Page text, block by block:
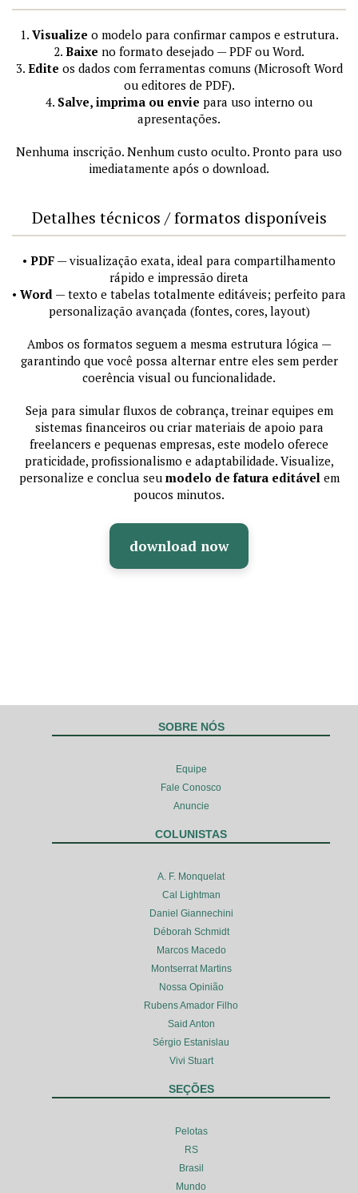
1. Visualize o modelo para confirmar campos e estrutura.
2. Baixe no formato desejado — PDF ou Word.
3. Edite os dados com ferramentas comuns (Microsoft Word
ou editores de PDF).
4. Salve, imprima ou envie para uso interno ou
apresentações.
Nenhuma inscrição. Nenhum custo oculto. Pronto para uso
imediatamente após o download.
Detalhes técnicos / formatos disponíveis
• PDF — visualização exata, ideal para compartilhamento
rápido e impressão direta
• Word — texto e tabelas totalmente editáveis; perfeito para
personalização avançada (fontes, cores, layout)
Ambos os formatos seguem a mesma estrutura lógica —
garantindo que você possa alternar entre eles sem perder
coerência visual ou funcionalidade.
Seja para simular fluxos de cobrança, treinar equipes em
sistemas financeiros ou criar materiais de apoio para
freelancers e pequenas empresas, este modelo oferece
praticidade, profissionalismo e adaptabilidade. Visualize,
personalize e conclua seu modelo de fatura editável em
poucos minutos.
download now
SOBRE NÓS
Equipe
Fale Conosco
Anuncie
COLUNISTAS
A. F. Monquelat
Cal Lightman
Daniel Giannechini
Déborah Schmidt
Marcos Macedo
Montserrat Martins
Nossa Opinião
Rubens Amador Filho
Said Anton
Sérgio Estanislau
Vivi Stuart
SEÇÕES
Pelotas
RS
Brasil
Mundo